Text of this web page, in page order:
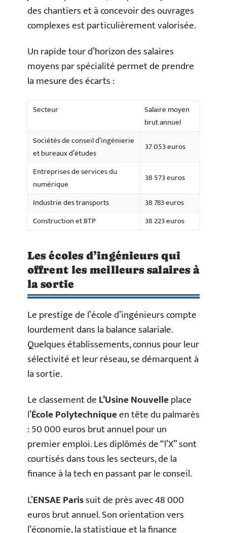
des chantiers et à concevoir des ouvrages
complexes est particulièrement valorisée.
Un rapide tour d’horizon des salaires
moyens par spécialité permet de prendre
la mesure des écarts :
Secteur
Salaire moyen
brut annuel
Sociétés de conseil d’ingénierie
et bureaux d’études
37 053 euros
Entreprises de services du
numérique
38 573 euros
Industrie des transports
38 783 euros
Construction et BTP
38 223 euros
Les écoles d’ingénieurs qui
offrent les meilleurs salaires à
la sortie
Le prestige de l’école d’ingénieurs compte
lourdement dans la balance salariale.
Quelques établissements, connus pour leur
sélectivité et leur réseau, se démarquent à
la sortie.
Le classement deL’Usine Nouvelleplace
l’École Polytechniqueen tête du palmarès
: 50 000 euros brut annuel pour un
premier emploi. Les diplômés de “l’X” sont
courtisés dans tous les secteurs, de la
finance à la tech en passant par le conseil.
L’ENSAE Parissuit de près avec 48 000
euros brut annuel. Son orientation vers
l’économie, la statistique et la finance